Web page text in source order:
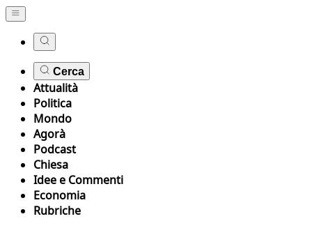
Cerca
Attualità
Politica
Mondo
Agorà
Podcast
Chiesa
Idee e Commenti
Economia
Rubriche